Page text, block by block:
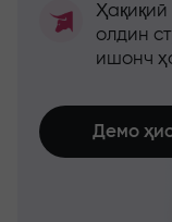
олдин
ишонч
Демо